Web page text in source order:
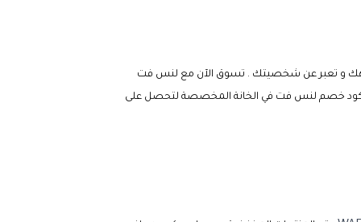
و تعبر عن شخصيتك . تسوق الآن مع لنس فت
خصم لنس فت في الخانة المخصصة لتحصل على